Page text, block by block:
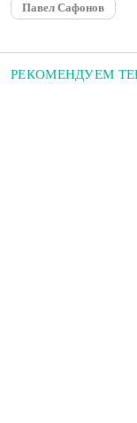
Павел Сафонов
РЕКОМЕНДУЕМ